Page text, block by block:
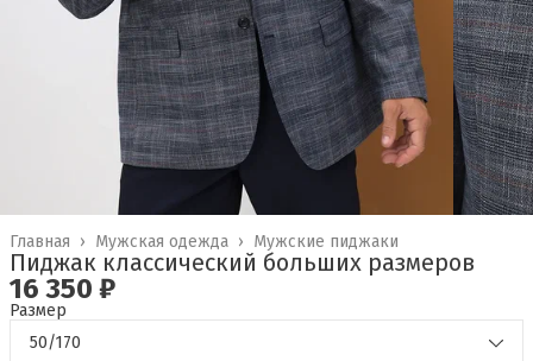
Мужские пиджаки
Мужская одежда ›
Главная ›
Пиджак классический больших размеров
16 350 ₽
Размер
50/170